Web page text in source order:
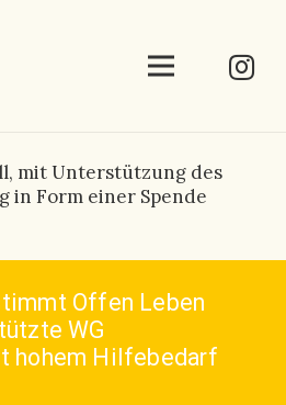
mit Unterstützung des
in Form einer Spende
Offen Leben
WG
hohem Hilfebedarf